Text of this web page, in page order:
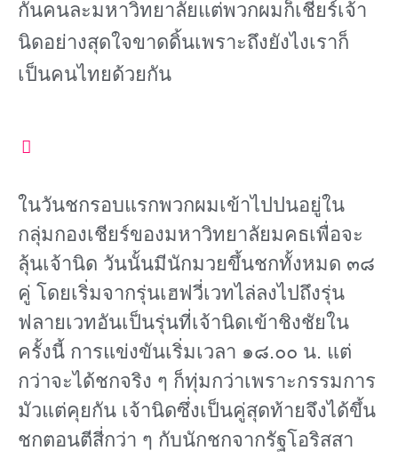
กันคนละมหาวิทยาลัยแต่พวกผมก็เชียร์เจ้า
นิดอย่างสุดใจขาดดิ้นเพราะถึงยังไงเราก็
เป็นคนไทยด้วยกัน
ในวันชกรอบแรกพวกผมเข้าไปปนอยู่ใน
กลุ่มกองเชียร์ของมหาวิทยาลัยมคธเพื่อจะ
ลุ้นเจ้านิด วันนั้นมีนักมวยขึ้นชกทั้งหมด ๓๘
คู่ โดยเริ่มจากรุ่นเฮฟวี่เวทไล่ลงไปถึงรุ่น
ฟลายเวทอันเป็นรุ่นที่เจ้านิดเข้าชิงชัยใน
ครั้งนี้ การแข่งขันเริ่มเวลา ๑๘.๐๐ น. แต่
กว่าจะได้ชกจริง ๆ ก็ทุ่มกว่าเพราะกรรมการ
มัวแต่คุยกัน เจ้านิดซึ่งเป็นคู่สุดท้ายจึงได้ขึ้น
ชกตอนตีสี่กว่า ๆ กับนักชกจากรัฐโอริสสา